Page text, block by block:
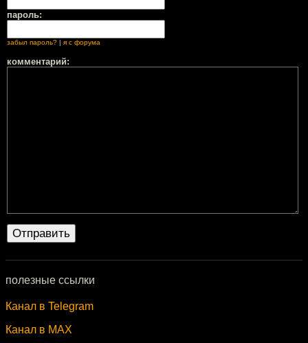
пароль:
забыл пароль? | я с форума
комментарий:
полезные ссылки
Канал в Telegram
Канал в MAX